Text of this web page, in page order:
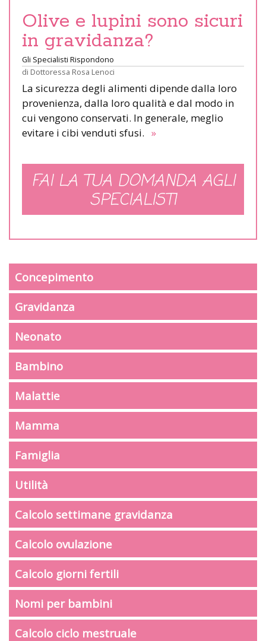
Olive e lupini sono sicuri
in gravidanza?
Gli Specialisti Rispondono
di Dottoressa Rosa Lenoci
La sicurezza degli alimenti dipende dalla loro
provenienza, dalla loro qualità e dal modo in
cui vengono conservati. In generale, meglio
evitare i cibi venduti sfusi. »
FAI LA TUA DOMANDA AGLI
SPECIALISTI
Concepimento
Gravidanza
Neonato
Bambino
Malattie
Mamma
Famiglia
Utilità
Calcolo settimane gravidanza
Calcolo ovulazione
Calcolo giorni fertili
Nomi per bambini
Calcolo ciclo mestruale